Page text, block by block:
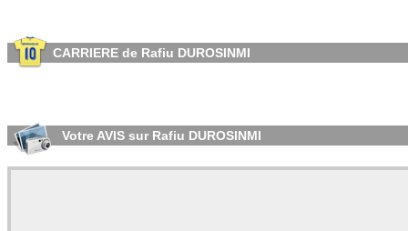
CARRIERE de Rafiu DUROSINMI
Votre AVIS sur Rafiu DUROSINMI